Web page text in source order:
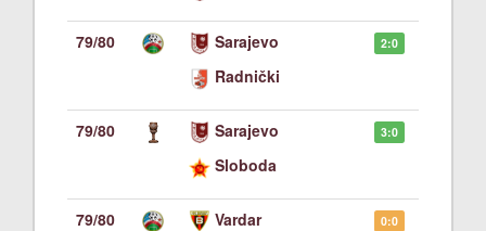
79/80
Sarajevo
Radnički
2:0
79/80
Sarajevo
Sloboda
3:0
79/80
Vardar
0:0